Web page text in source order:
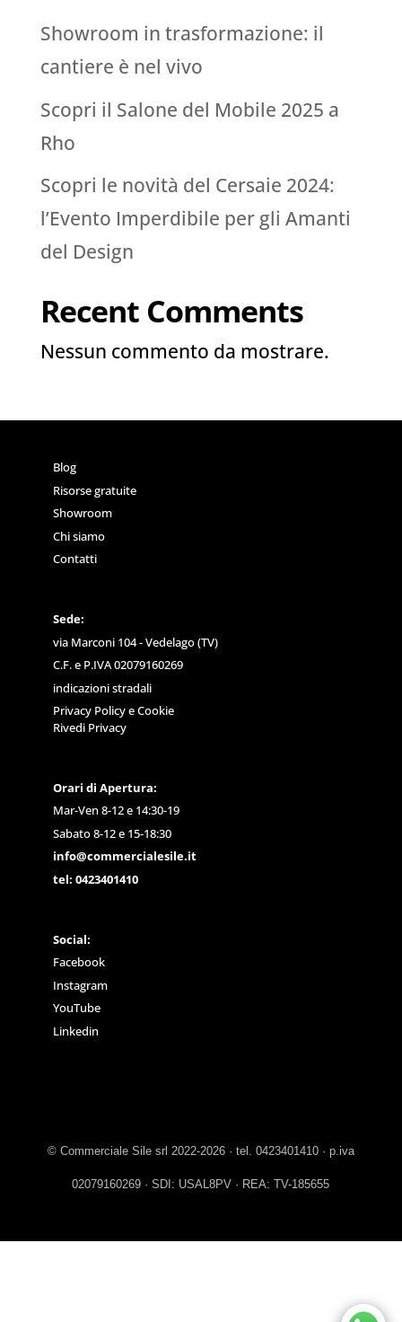
Showroom in trasformazione: il
cantiere è nel vivo
Scopri il Salone del Mobile 2025 a
Rho
Scopri le novità del Cersaie 2024:
l’Evento Imperdibile per gli Amanti
del Design
Recent Comments
Nessun commento da mostrare.
Blog
Risorse gratuite
Showroom
Chi siamo
Contatti
Sede:
via Marconi 104 - Vedelago (TV)
C.F. e P.IVA 02079160269
indicazioni stradali
Privacy PolicyeCookie
Rivedi Privacy
Orari di Apertura:
Mar-Ven 8-12 e 14:30-19
Sabato 8-12 e 15-18:30
info@commercialesile.it
tel: 0423401410
Social:
Facebook
Instagram
YouTube
Linkedin
© Commerciale Sile srl 2022-2026 · tel. 0423401410 · p.iva
02079160269 · SDI: USAL8PV · REA: TV-185655